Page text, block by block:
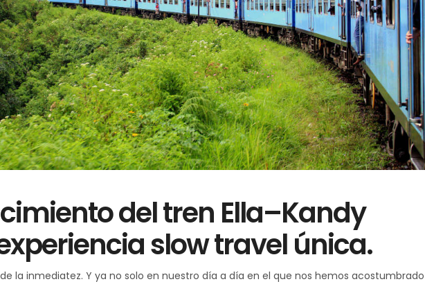
del tren Ella–Kandy
slow travel única.
la inmediatez. Y ya no solo en nuestro día a día en el que nos hemos acostumbrado